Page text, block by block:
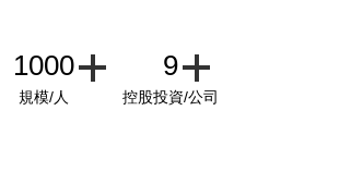
1000
規模/人
9
控股投資/公司